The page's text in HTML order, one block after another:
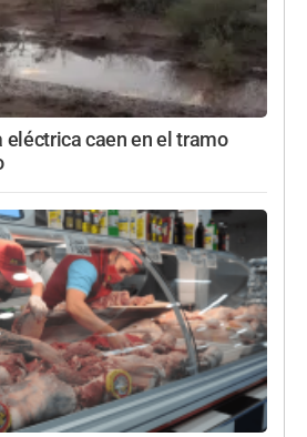
eléctrica caen en el tramo